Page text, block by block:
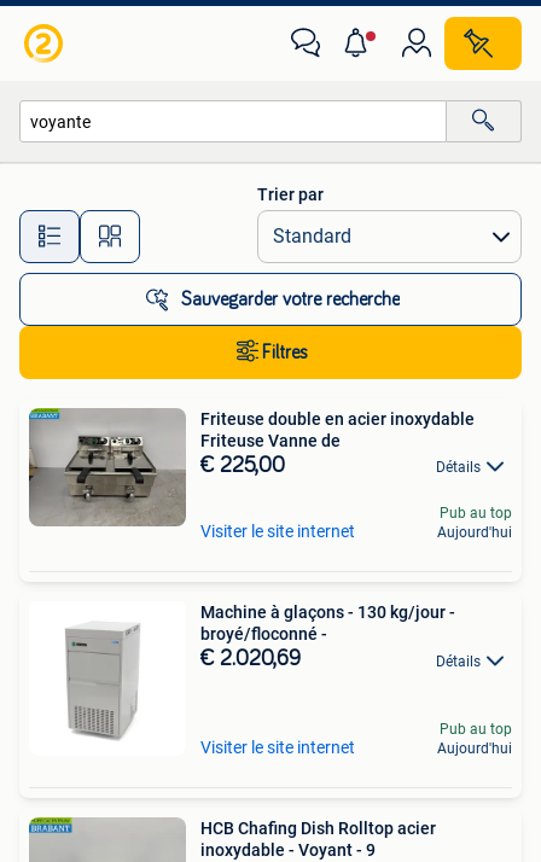
Toutes les distances…
Trier par
Sauvegarder votre recherche
Filtres
Friteuse double en acier inoxydable
Friteuse Vanne de
€ 225,00 Détails
Visiter le site internet
Pub au top
Aujourd'hui
Machine à glaçons - 130 kg/jour -
broyé/floconné -
€ 2.020,69 Détails
Visiter le site internet
Pub au top
Aujourd'hui
HCB Chafing Dish Rolltop acier
inoxydable - Voyant - 9